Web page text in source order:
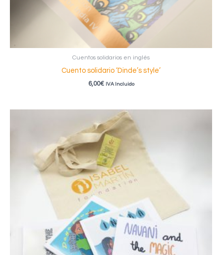
Cuentos solidarios en inglés
Cuento solidario ‘Dinde’s style’
6,00€ IVA Incluido